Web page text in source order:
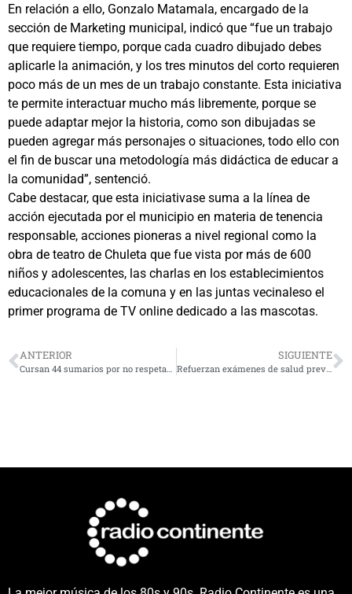
En relación a ello, Gonzalo Matamala, encargado de la
sección de Marketing municipal, indicó que “fue un trabajo
que requiere tiempo, porque cada cuadro dibujado debes
aplicarle la animación, y los tres minutos del corto requieren
poco más de un mes de un trabajo constante. Esta iniciativa
te permite interactuar mucho más libremente, porque se
puede adaptar mejor la historia, como son dibujadas se
pueden agregar más personajes o situaciones, todo ello con
el fin de buscar una metodología más didáctica de educar a
la comunidad”, sentenció.
Cabe destacar, que esta iniciativase suma a la línea de
acción ejecutada por el municipio en materia de tenencia
responsable, acciones pioneras a nivel regional como la
obra de teatro de Chuleta que fue vista por más de 600
niños y adolescentes, las charlas en los establecimientos
educacionales de la comuna y en las juntas vecinaleso el
primer programa de TV online dedicado a las mascotas.
ANTERIOR
Cursan 44 sumarios por no respetar horario de toque de queda en la conurbación
SIGUIENTE
Refuerzan exámenes de salud preventivos a conductores de transporte mayor en Coquimbo